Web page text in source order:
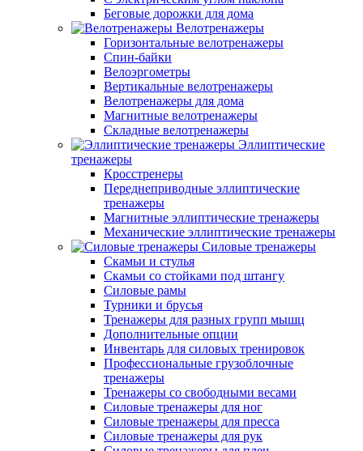
Беговые дорожки для дома
Велотренажеры
Горизонтальные велотренажеры
Спин-байки
Велоэргометры
Вертикальные велотренажеры
Велотренажеры для дома
Магнитные велотренажеры
Складные велотренажеры
Эллиптические
тренажеры
Кросстренеры
Переднеприводные эллиптические
тренажеры
Магнитные эллиптические тренажеры
Механические эллиптические тренажеры
Силовые тренажеры
Скамьи и стулья
Скамьи со стойками под штангу
Силовые рамы
Турники и брусья
Тренажеры для разных групп мышц
Дополнительные опции
Инвентарь для силовых тренировок
Профессиональные грузоблочные
тренажеры
Тренажеры со свободными весами
Силовые тренажеры для ног
Силовые тренажеры для пресса
Силовые тренажеры для рук